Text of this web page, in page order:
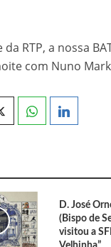
Assembleia
da RTP, a nossa
com Nuno
D. José
(Bispo de
visitou a